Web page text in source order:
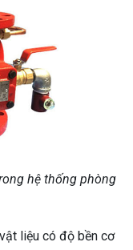
hệ thống phòng
liệu có độ bền cơ